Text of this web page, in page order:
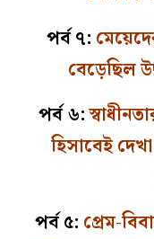
পর্ব ৭:
বেড়েছিল
পর্ব ৬:
হিসাবেই
পর্ব ৫: প্রেম-